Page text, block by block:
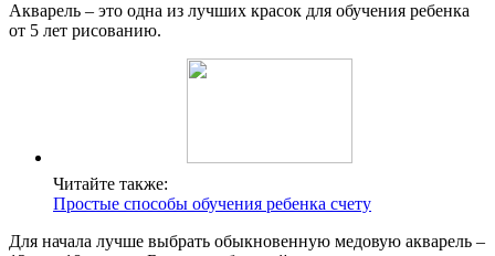
Акварель – это одна из лучших красок для обучения ребенка
от 5 лет рисованию.
Читайте также:
Простые способы обучения ребенка счету
Для начала лучше выбрать обыкновенную медовую акварель –